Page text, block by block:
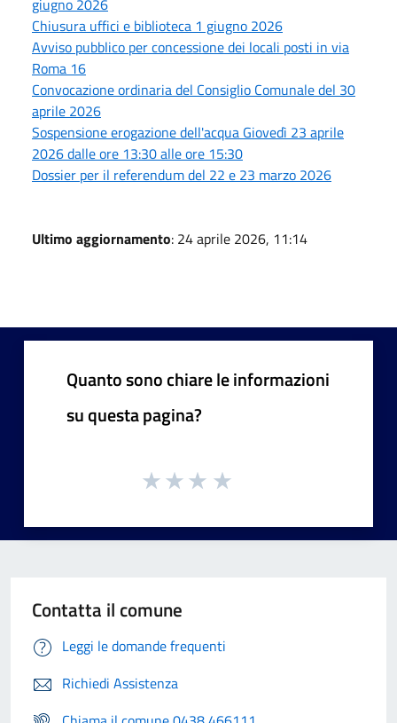
Chiusura uffici e biblioteca 1 giugno 2026
Avviso pubblico per concessione dei locali posti in via
Roma 16
Convocazione ordinaria del Consiglio Comunale del 30
aprile 2026
Sospensione erogazione dell'acqua Giovedì 23 aprile
2026 dalle ore 13:30 alle ore 15:30
Dossier per il referendum del 22 e 23 marzo 2026
Ultimo aggiornamento: 24 aprile 2026, 11:14
Quanto sono chiare le informazioni
su questa pagina?
Contatta il comune
Leggi le domande frequenti
Richiedi Assistenza